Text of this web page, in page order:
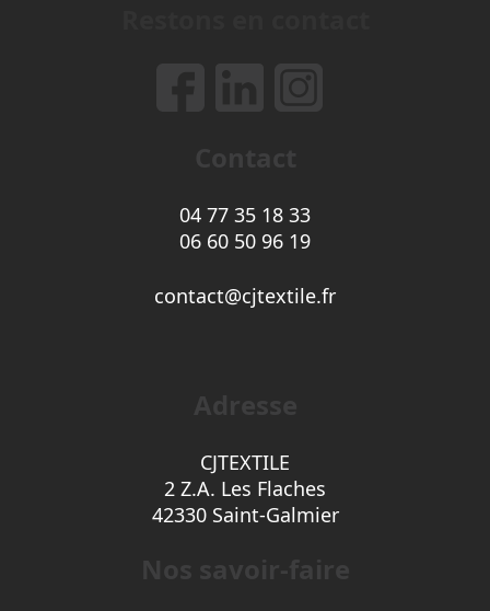
04 77 35 18 33
06 60 50 96 19
contact@cjtextile.fr
CJTEXTILE
2 Z.A. Les Flaches
42330 Saint-Galmier